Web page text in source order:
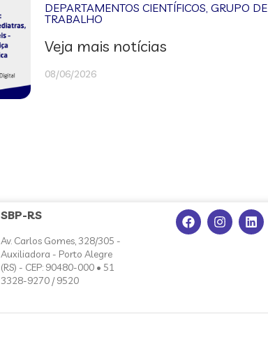
DEPARTAMENTOS CIENTÍFICOS,GRUPO DE
TRABALHO
Veja mais notícias
08/06/2026
SBP-RS
Av. Carlos Gomes, 328/305 -
Auxiliadora - Porto Alegre
(RS) - CEP: 90480-000 • 51
3328-9270 / 9520